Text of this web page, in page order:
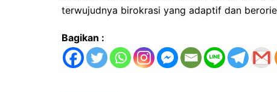
terwujudnya birokrasi yang adaptif dan
Bagikan :